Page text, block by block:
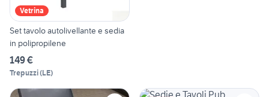
Vetrina
Set tavolo autolivellante e sedia
in polipropilene
149 €
Trepuzzi(LE)